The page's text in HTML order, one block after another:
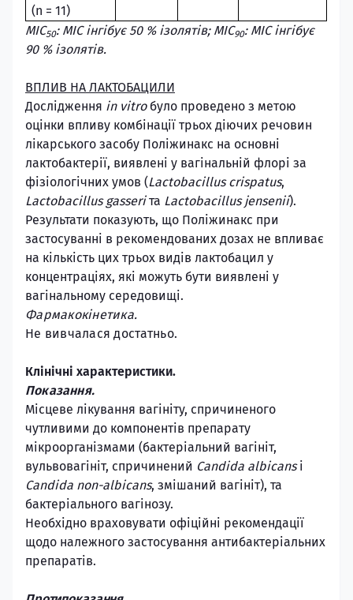
(n = 11)
MIC50: MICінгібує 50 % ізолятів; MIC90: MICінгібує
90 % ізолятів.
ВПЛИВ НА ЛАКТОБАЦИЛИ
Дослідження in vitroбуло проведено з метою
оцінки впливу комбінації трьох діючих речовин
лікарського засобу Поліжинакс на основні
лактобактерії, виявлені у вагінальній флорі за
фізіологічних умов (Lactobacillus crispatus,
Lactobacillus gasseriта Lactobacillus jensenii).
Результати показують, що Поліжинакс при
застосуванні в рекомендованих дозах не впливає
на кількість цих трьох видів лактобацил у
концентраціях, які можуть бути виявлені у
вагінальному середовищі.
Фармакокінетика.
Не вивчалася достатньо.
Клінічні характеристики.
Показання.
Місцеве лікування вагініту, спричиненого
чутливими до компонентів препарату
мікроорганізмами (бактеріальний вагініт,
вульвовагініт, спричинений Candida albicansі
Candida non-albicans, змішаний вагініт), та
бактеріального вагінозу.
Необхідно враховувати офіційні рекомендації
щодо належного застосування антибактеріальних
препаратів.